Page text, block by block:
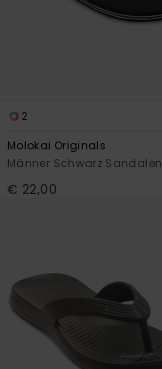
2
Molokai Originals
Männer Schwarz Sandalen
€ 22,00